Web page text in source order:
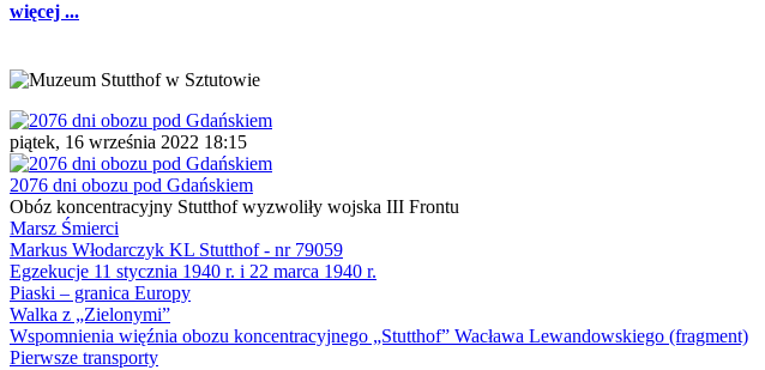
więcej ...
piątek, 16 września 2022 18:15
2076 dni obozu pod Gdańskiem
Obóz koncentracyjny Stutthof wyzwoliły wojska III Frontu
Marsz Śmierci
Markus Włodarczyk KL Stutthof - nr 79059
Egzekucje 11 stycznia 1940 r. i 22 marca 1940 r.
Piaski – granica Europy
Walka z „Zielonymi”
Wspomnienia więźnia obozu koncentracyjnego „Stutthof” Wacława Lewandowskiego (fragment)
Pierwsze transporty